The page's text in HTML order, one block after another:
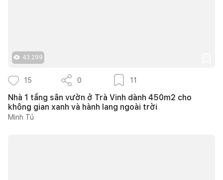
43.299
15 0 11
Nhà 1 tầng sân vườn ở Trà Vinh dành 450m2 cho
không gian xanh và hành lang ngoài trời
Minh Tú